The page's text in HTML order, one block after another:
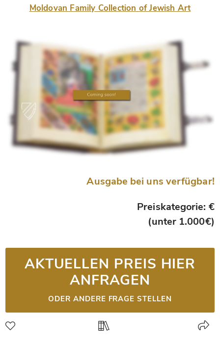
Moldovan Family Collection of Jewish Art
Ausgabe bei uns verfügbar!
Preiskategorie: €
(unter 1.000€)
AKTUELLEN PREIS HIER
ANFRAGEN
ODER ANDERE FRAGE STELLEN